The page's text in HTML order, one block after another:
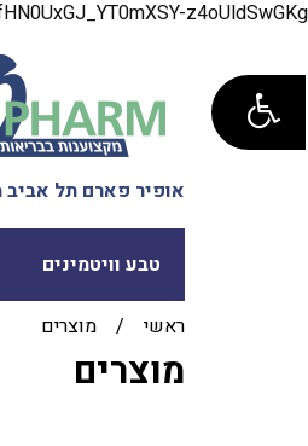
z4oUldSwGKg
אופיר פארם תל אביב מזה
טבע וויטמינים
ראשי / מוצרים
מוצרים